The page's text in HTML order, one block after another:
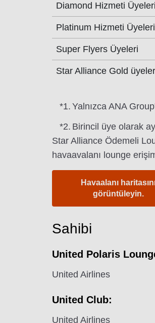
Diamond Hizmeti Üyeleri
Platinum Hizmeti Üyeleri
Super Flyers Üyeleri
Star Alliance Gold
*1. Yalnızca ANA
*2. Birincil üye olarak
Star Alliance Ödemeli
havaavalanı lounge
Havaalanı
görüntüleyin.
Sahibi
United Polaris
United Airlines
United Club:
United Airlines